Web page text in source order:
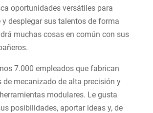
oportunidades versátiles para
y desplegar sus talentos de forma
muchas cosas en común con sus
7.000 empleados que fabrican
de mecanizado de alta precisión y
modulares. Le gusta
posibilidades, aportar ideas y, de